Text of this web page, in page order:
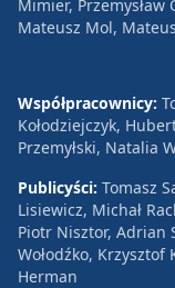
Mimier, Przemysław
Mateusz Mol,
Współpracownicy:
Kołodziejczyk,
Przemyłski, Natalia
Publicyści: Tomasz
Lisiewicz, Michał
Piotr Nisztor, Adrian
Wołodźko,
Herman